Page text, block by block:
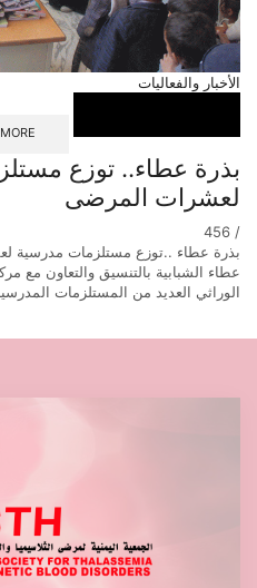
الأخبار والفعاليات
بذرة عطاء.. توزع
لعشرات المرضى
/
456
بذرة عطاء ..توزع مستلزمات مدرسية
عطاء الشبابية بالتنسيق والتعاون مع
الوراثي العديد من المستلزمات